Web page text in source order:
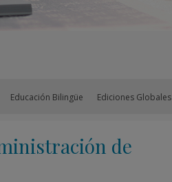
Educación Bilingüe Ediciones Globales
de